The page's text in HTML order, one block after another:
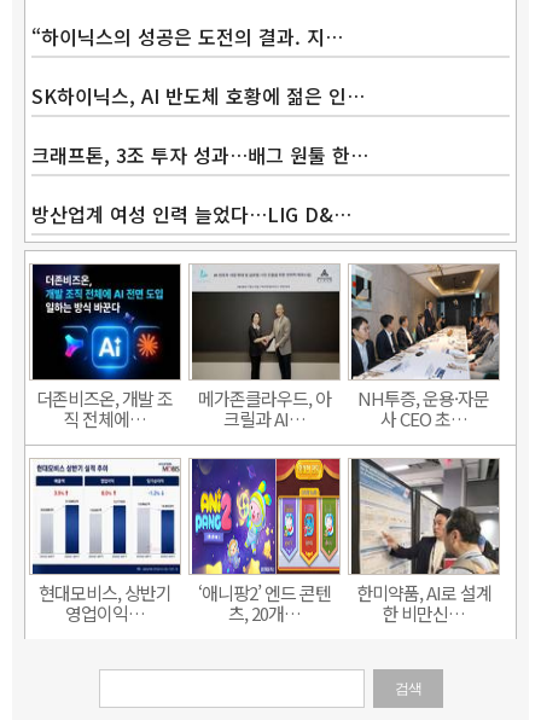
“하이닉스의 성공은 도전의 결과. 지…
SK하이닉스, AI 반도체 호황에 젊은 인…
크래프톤, 3조 투자 성과…배그 원툴 한…
방산업계 여성 인력 늘었다…LIG D&…
더존비즈온, 개발 조
직 전체에…
메가존클라우드, 아
크릴과 AI…
NH투증, 운용·자문
사 CEO 초…
현대모비스, 상반기
영업이익…
‘애니팡2’ 엔드 콘텐
츠, 20개…
한미약품, AI로 설계
한 비만신…
검색